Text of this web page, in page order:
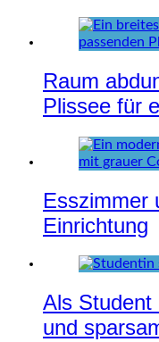
Raum
Plissee für
Esszimmer
Einrichtung
Als Student
und